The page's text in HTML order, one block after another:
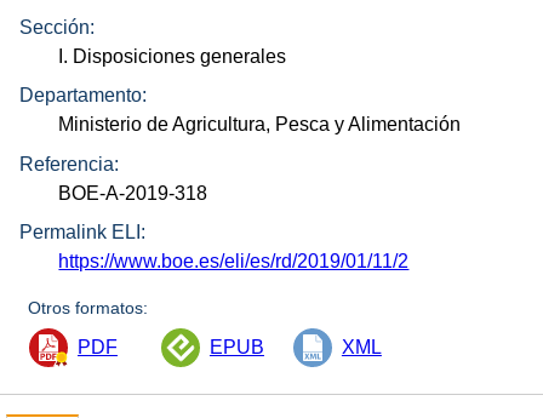
Sección:
I. Disposiciones generales
Departamento:
Ministerio de Agricultura, Pesca y Alimentación
Referencia:
BOE-A-2019-318
Permalink ELI:
https://www.boe.es/eli/es/rd/2019/01/11/2
Otros formatos:
PDF EPUB XML